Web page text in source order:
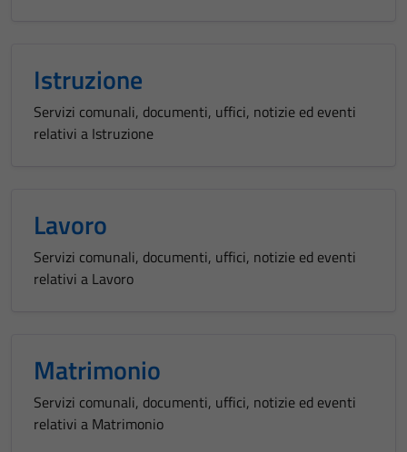
Istruzione
Servizi comunali, documenti, uffici, notizie ed eventi
relativi a Istruzione
Lavoro
Servizi comunali, documenti, uffici, notizie ed eventi
relativi a Lavoro
Matrimonio
Servizi comunali, documenti, uffici, notizie ed eventi
relativi a Matrimonio